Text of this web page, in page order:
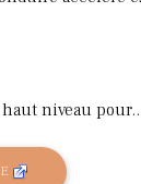
niveau